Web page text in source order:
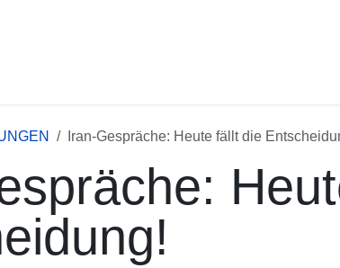
Iran-Gespräche: Heute fällt die